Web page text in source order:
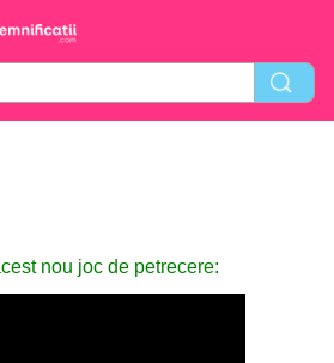
nou joc de petrecere: